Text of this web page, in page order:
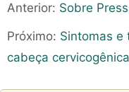
Anterior: Sobre
Próximo: Sintomas e
cabeça cervicogênica